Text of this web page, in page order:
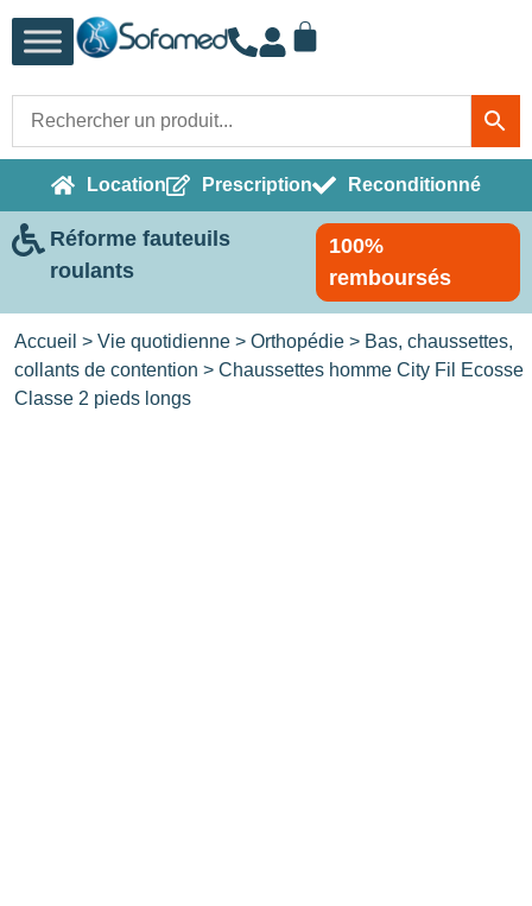
Location Prescription Reconditionné
Réforme fauteuils
roulants
100%
remboursés
Accueil > Vie quotidienne > Orthopédie > Bas, chaussettes,
collants de contention > Chaussettes homme City Fil Ecosse
Classe 2 pieds longs